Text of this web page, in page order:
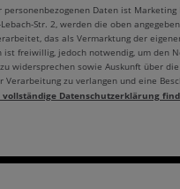
personenbezogenen Daten ist
Lebach-Str. 2, werden die oben
das als Vermarktung der
ist freiwillig, jedoch notwendig, um den
widersprechen sowie Auskunft über
Verarbeitung zu verlangen und eine
vollständige Datenschutzerklärung